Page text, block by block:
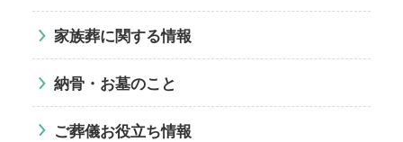
家族葬に関する情報
納骨・お墓のこと
ご葬儀お役立ち情報